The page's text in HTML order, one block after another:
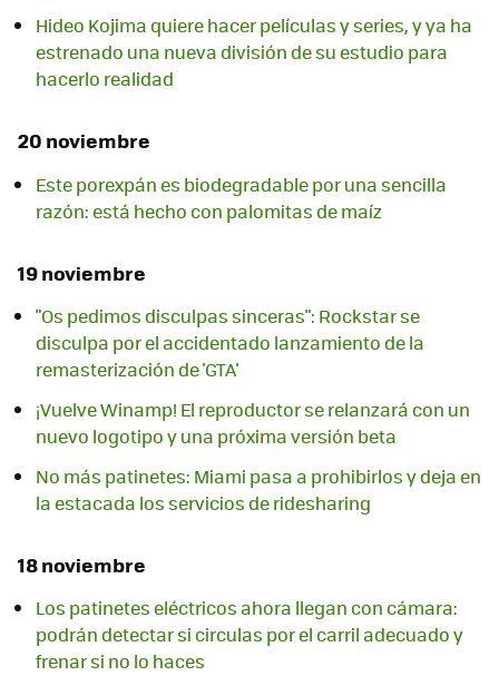
Hideo Kojima quiere hacer películas y series, y ya ha
estrenado una nueva división de su estudio para
hacerlo realidad
20 noviembre
Este porexpán es biodegradable por una sencilla
razón: está hecho con palomitas de maíz
19 noviembre
"Os pedimos disculpas sinceras": Rockstar se
disculpa por el accidentado lanzamiento de la
remasterización de 'GTA'
¡Vuelve Winamp! El reproductor se relanzará con un
nuevo logotipo y una próxima versión beta
No más patinetes: Miami pasa a prohibirlos y deja en
la estacada los servicios de ridesharing
18 noviembre
Los patinetes eléctricos ahora llegan con cámara:
podrán detectar si circulas por el carril adecuado y
frenar si no lo haces